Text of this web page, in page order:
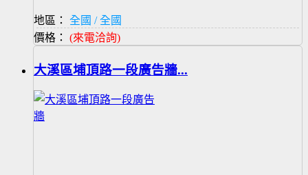
地區：
全國 / 全國
價格： (來電洽詢)
大溪區埔頂路一段廣告牆...